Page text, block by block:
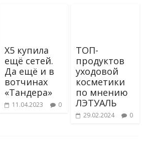
X5 купила
ещё сетей.
Да ещё и в
вотчинах
«Тандера»
11.04.2023 0
ТОП-
продуктов
уходовой
косметики
по мнению
ЛЭТУАЛЬ
29.02.2024 0